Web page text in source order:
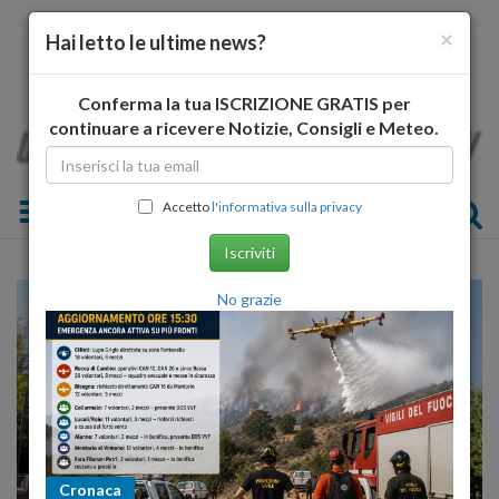
Toggle navigation
×
Hai letto le ultime news?
Conferma la tua ISCRIZIONE GRATIS per
continuare a ricevere Notizie, Consigli e Meteo.
Accettol'informativa sulla privacy
Iscriviti
No grazie
Cronaca